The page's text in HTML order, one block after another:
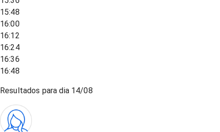
15:48
16:00
16:12
16:24
16:36
16:48
Resultados para dia 14/08